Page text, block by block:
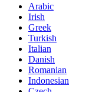
Arabic
Irish
Greek
Turkish
Italian
Danish
Romanian
Indonesian